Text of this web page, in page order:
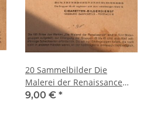
20 Sammelbilder Die
Malerei der Renaissance
Gr.40
9,00 € *